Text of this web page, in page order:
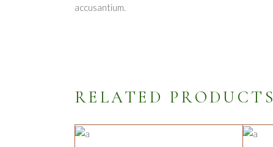
accusantium.
RELATED PRODUCTS